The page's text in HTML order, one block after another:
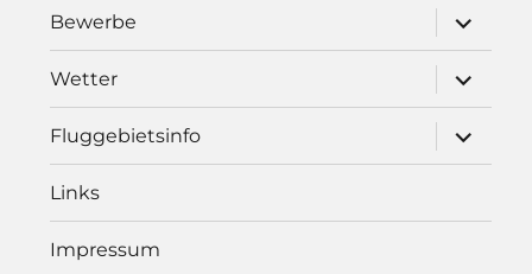
Bewerbe
öffnen
Wetter
öffnen
Fluggebietsinfo
öffnen
Links
Impressum